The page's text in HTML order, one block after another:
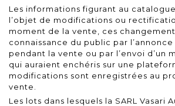
Les informations figurant au
l’objet de modifications ou
moment de la vente, ces
connaissance du public par
pendant la vente ou par l’envoi d’un
qui auraient enchéris sur une
modifications sont enregistrées au
vente.
Les lots dans lesquels la SARL Vasari